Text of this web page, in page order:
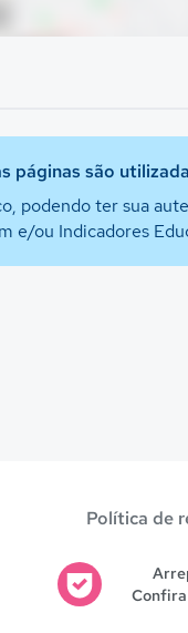
páginas são
podendo ter sua
e/ou Indicadores
Política de